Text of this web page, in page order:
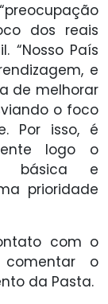
dos reais
“Nosso País
e
de melhorar
o foco
Por isso, é
logo o
básica e
prioridade
com o
o
da Pasta.